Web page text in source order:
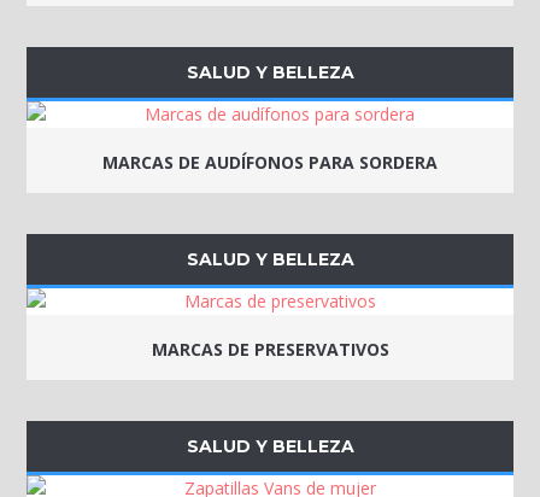
SALUD Y BELLEZA
MARCAS DE AUDÍFONOS PARA SORDERA
SALUD Y BELLEZA
MARCAS DE PRESERVATIVOS
SALUD Y BELLEZA